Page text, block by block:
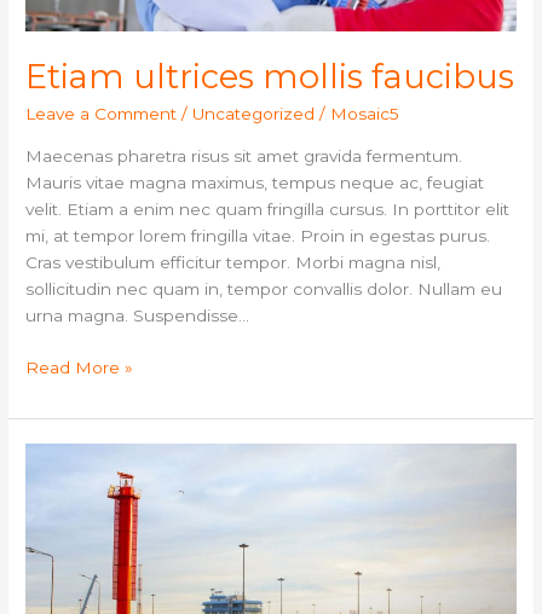
Etiam ultrices mollis faucibus
Leave a Comment / Uncategorized / Mosaic5
Maecenas pharetra risus sit amet gravida fermentum.
Mauris vitae magna maximus, tempus neque ac, feugiat
velit. Etiam a enim nec quam fringilla cursus. In porttitor elit
mi, at tempor lorem fringilla vitae. Proin in egestas purus.
Cras vestibulum efficitur tempor. Morbi magna nisl,
sollicitudin nec quam in, tempor convallis dolor. Nullam eu
urna magna. Suspendisse…
Read More »